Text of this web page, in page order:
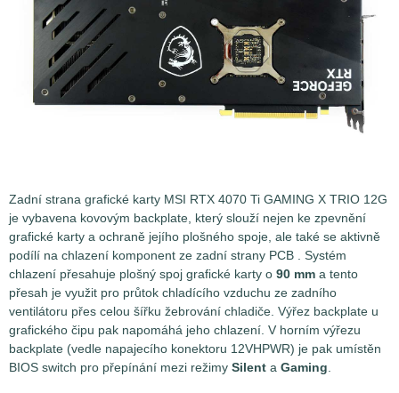
Zadní strana grafické karty MSI RTX 4070 Ti GAMING X TRIO 12G
je vybavena kovovým backplate, který slouží nejen ke zpevnění
grafické karty a ochraně jejího plošného spoje, ale také se aktivně
podílí na chlazení komponent ze zadní strany PCB . Systém
chlazení přesahuje plošný spoj grafické karty o 90 mm a tento
přesah je využit pro průtok chladícího vzduchu ze zadního
ventilátoru přes celou šířku žebrování chladiče. Výřez backplate u
grafického čipu pak napomáhá jeho chlazení. V horním výřezu
backplate (vedle napajecího konektoru 12VHPWR) je pak umístěn
BIOS switch pro přepínání mezi režimy Silent a Gaming